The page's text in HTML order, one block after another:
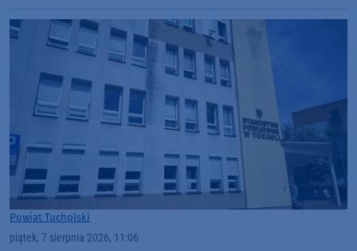
Powiat Tucholski
piątek, 7 sierpnia 2026, 11:06